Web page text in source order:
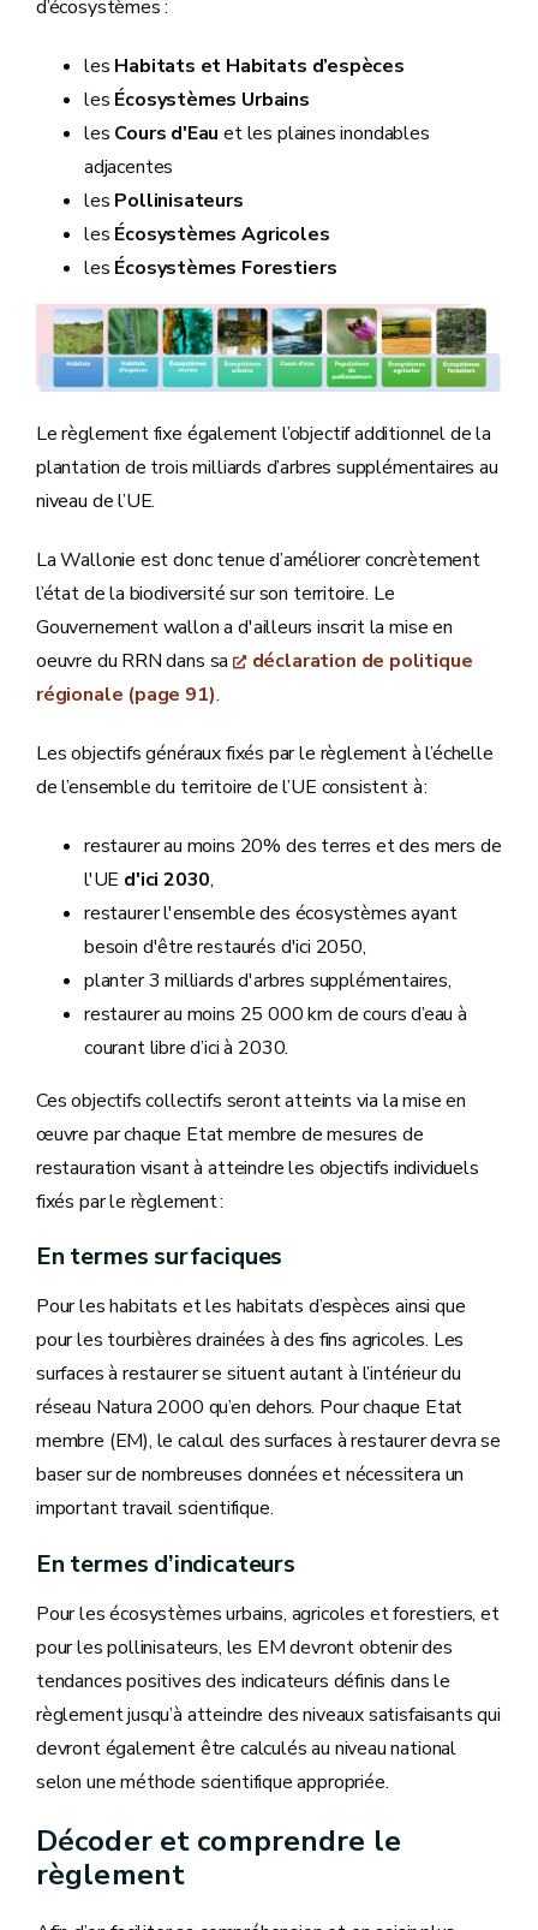
d’écosystèmes :
les Habitats et Habitats d’espèces
les Écosystèmes Urbains
les Cours d'Eau et les plaines inondables
adjacentes
les Pollinisateurs
les Écosystèmes Agricoles
les Écosystèmes Forestiers
Le règlement fixe également l’objectif additionnel de la
plantation de trois milliards d’arbres supplémentaires au
niveau de l’UE.
La Wallonie est donc tenue d’améliorer concrètement
l’état de la biodiversité sur son territoire. Le
Gouvernement wallon a d'ailleurs inscrit la mise en
oeuvre du RRN dans sa
déclaration de politique
régionale (page 91).
Les objectifs généraux fixés par le règlement à l’échelle
de l’ensemble du territoire de l’UE consistent à :
restaurer au moins 20% des terres et des mers de
l'UE d'ici 2030,
restaurer l'ensemble des écosystèmes ayant
besoin d'être restaurés d'ici 2050,
planter 3 milliards d'arbres supplémentaires,
restaurer au moins 25 000 km de cours d’eau à
courant libre d’ici à 2030.
Ces objectifs collectifs seront atteints via la mise en
œuvre par chaque Etat membre de mesures de
restauration visant à atteindre les objectifs individuels
fixés par le règlement :
En termes surfaciques
Pour les habitats et les habitats d’espèces ainsi que
pour les tourbières drainées à des fins agricoles. Les
surfaces à restaurer se situent autant à l’intérieur du
réseau Natura 2000 qu’en dehors. Pour chaque Etat
membre (EM), le calcul des surfaces à restaurer devra se
baser sur de nombreuses données et nécessitera un
important travail scientifique.
En termes d’indicateurs
Pour les écosystèmes urbains, agricoles et forestiers, et
pour les pollinisateurs, les EM devront obtenir des
tendances positives des indicateurs définis dans le
règlement jusqu’à atteindre des niveaux satisfaisants qui
devront également être calculés au niveau national
selon une méthode scientifique appropriée.
Décoder et comprendre le
règlement